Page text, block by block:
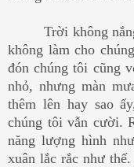
Trời không nắng,
không làm cho
đón chúng tôi cũng
nhỏ, nhưng màn
thêm lên hay sao
chúng tôi vẫn cười.
năng lượng hình
xuân lắc rắc như